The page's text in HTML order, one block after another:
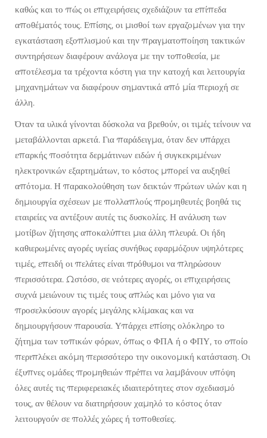
καθώς και το πώς οι επιχειρήσεις σχεδιάζουν τα επίπεδα
αποθέματός τους. Επίσης, οι μισθοί των εργαζομένων για την
εγκατάσταση εξοπλισμού και την πραγματοποίηση τακτικών
συντηρήσεων διαφέρουν ανάλογα με την τοποθεσία, με
αποτέλεσμα τα τρέχοντα κόστη για την κατοχή και λειτουργία
μηχανημάτων να διαφέρουν σημαντικά από μία περιοχή σε
άλλη.
Όταν τα υλικά γίνονται δύσκολα να βρεθούν, οι τιμές τείνουν να
μεταβάλλονται αρκετά. Για παράδειγμα, όταν δεν υπάρχει
επαρκής ποσότητα δερμάτινων ειδών ή συγκεκριμένων
ηλεκτρονικών εξαρτημάτων, το κόστος μπορεί να αυξηθεί
απότομα. Η παρακολούθηση των δεικτών πρώτων υλών και η
δημιουργία σχέσεων με πολλαπλούς προμηθευτές βοηθά τις
εταιρείες να αντέξουν αυτές τις δυσκολίες. Η ανάλυση των
μοτίβων ζήτησης αποκαλύπτει μια άλλη πλευρά. Οι ήδη
καθιερωμένες αγορές υγείας συνήθως εφαρμόζουν υψηλότερες
τιμές, επειδή οι πελάτες είναι πρόθυμοι να πληρώσουν
περισσότερα. Ωστόσο, σε νεότερες αγορές, οι επιχειρήσεις
συχνά μειώνουν τις τιμές τους απλώς και μόνο για να
προσελκύσουν αγορές μεγάλης κλίμακας και να
δημιουργήσουν παρουσία. Υπάρχει επίσης ολόκληρο το
ζήτημα των τοπικών φόρων, όπως ο ΦΠΑ ή ο ΦΠΥ, το οποίο
περιπλέκει ακόμη περισσότερο την οικονομική κατάσταση. Οι
έξυπνες ομάδες προμηθειών πρέπει να λαμβάνουν υπόψη
όλες αυτές τις περιφερειακές ιδιαιτερότητες στον σχεδιασμό
τους, αν θέλουν να διατηρήσουν χαμηλό το κόστος όταν
λειτουργούν σε πολλές χώρες ή τοποθεσίες.